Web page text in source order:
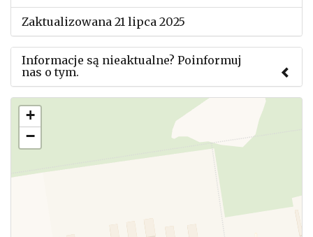
Zaktualizowana 21 lipca 2025
Informacje są nieaktualne? Poinformuj
nas o tym.
Użyj tego formularza aby przesłać informację o
zmianach w powyższym mityngu.
+
−